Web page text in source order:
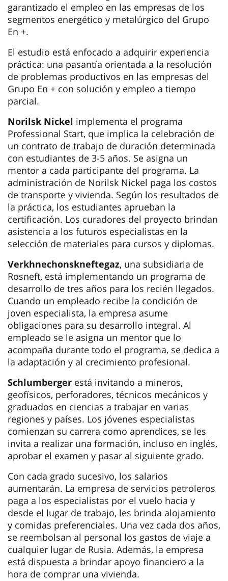
garantizado el empleo en las empresas de los
segmentos energético y metalúrgico del Grupo
En +.
El estudio está enfocado a adquirir experiencia
práctica: una pasantía orientada a la resolución
de problemas productivos en las empresas del
Grupo En + con solución y empleo a tiempo
parcial.
Norilsk Nickel implementa el programa
Professional Start, que implica la celebración de
un contrato de trabajo de duración determinada
con estudiantes de 3-5 años. Se asigna un
mentor a cada participante del programa. La
administración de Norilsk Nickel paga los costos
de transporte y vivienda. Según los resultados de
la práctica, los estudiantes aprueban la
certificación. Los curadores del proyecto brindan
asistencia a los futuros especialistas en la
selección de materiales para cursos y diplomas.
Verkhnechonskneftegaz, una subsidiaria de
Rosneft, está implementando un programa de
desarrollo de tres años para los recién llegados.
Cuando un empleado recibe la condición de
joven especialista, la empresa asume
obligaciones para su desarrollo integral. Al
empleado se le asigna un mentor que lo
acompaña durante todo el programa, se dedica a
la adaptación y al crecimiento profesional.
Schlumberger está invitando a mineros,
geofísicos, perforadores, técnicos mecánicos y
graduados en ciencias a trabajar en varias
regiones y países. Los jóvenes especialistas
comienzan su carrera como aprendices, se les
invita a realizar una formación, incluso en inglés,
aprobar el examen y pasar al siguiente grado.
Con cada grado sucesivo, los salarios
aumentarán. La empresa de servicios petroleros
paga a los especialistas por el vuelo hacia y
desde el lugar de trabajo, les brinda alojamiento
y comidas preferenciales. Una vez cada dos años,
se reembolsan al personal los gastos de viaje a
cualquier lugar de Rusia. Además, la empresa
está dispuesta a brindar apoyo financiero a la
hora de comprar una vivienda.